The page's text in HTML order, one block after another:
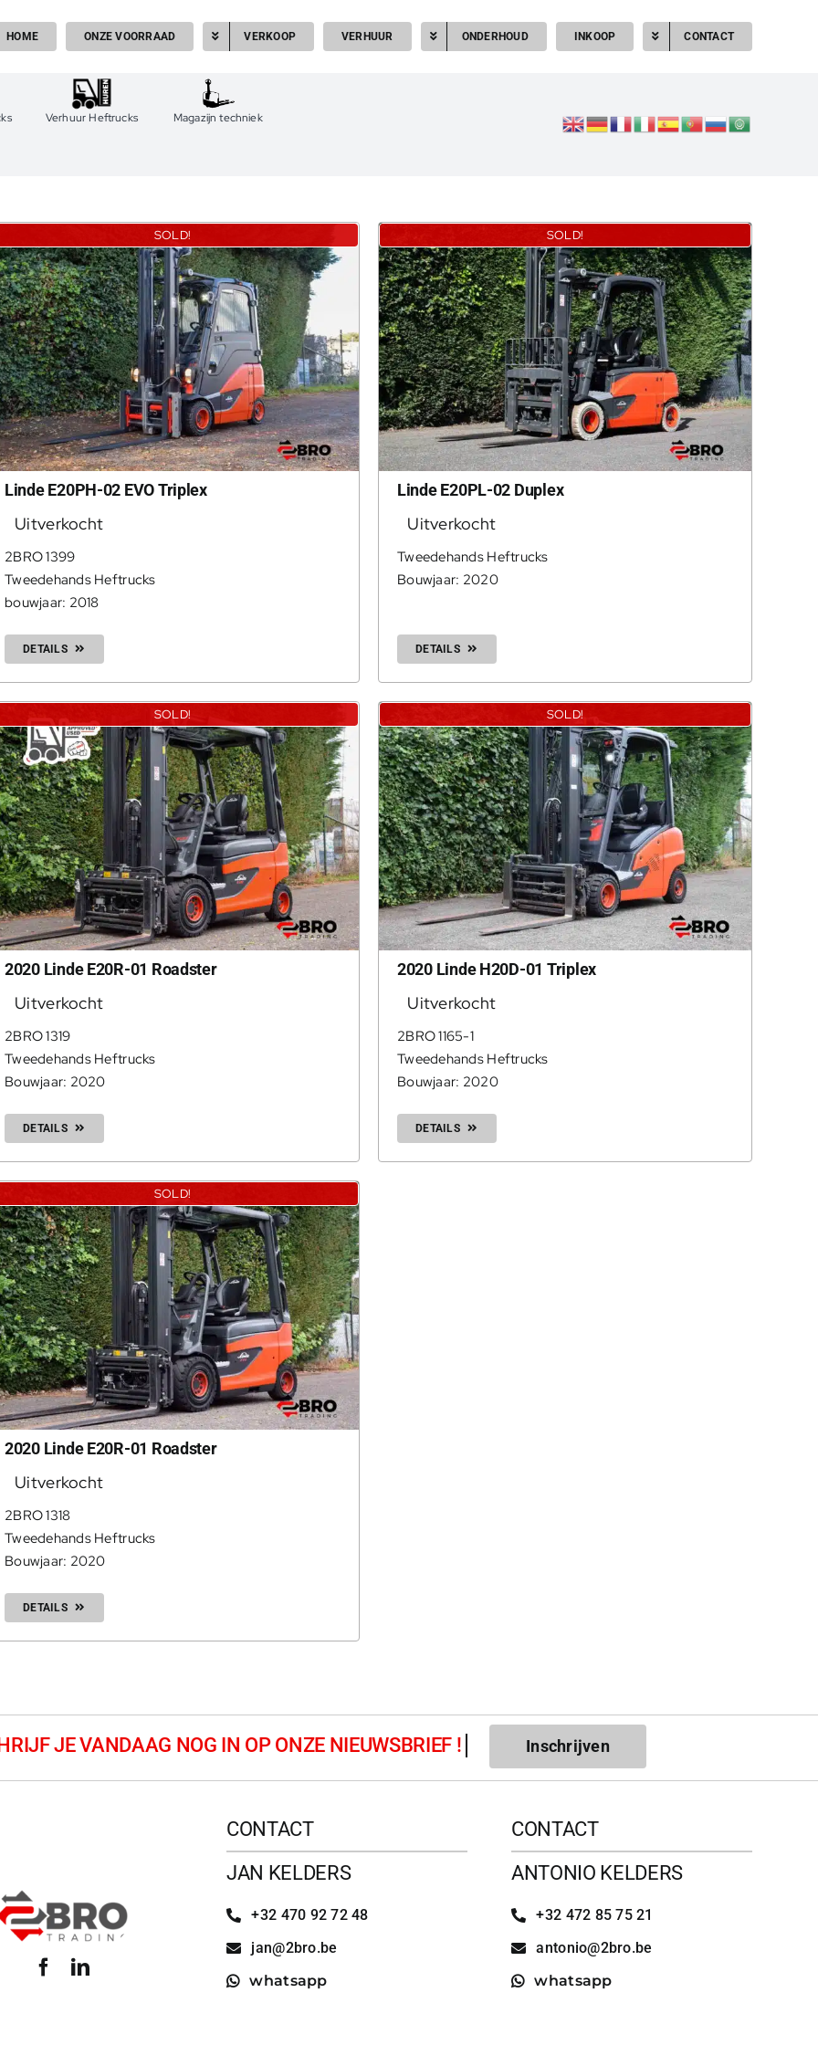
HOME ONZE VOORRAAD VERKOOP VERHUUR ONDERHOUD INKOOP CONTACT
Verhuur Heftrucks Magazijn techniek
SOLD!
Linde E20PH-02 EVO Triplex
Uitverkocht
2BRO 1399
Tweedehands Heftrucks
bouwjaar: 2018
DETAILS
SOLD!
Linde E20PL-02 Duplex
Uitverkocht
Tweedehands Heftrucks
Bouwjaar: 2020
DETAILS
SOLD!
2020 Linde E20R-01 Roadster
Uitverkocht
2BRO 1319
Tweedehands Heftrucks
Bouwjaar: 2020
DETAILS
SOLD!
2020 Linde H20D-01 Triplex
Uitverkocht
2BRO 1165-1
Tweedehands Heftrucks
Bouwjaar: 2020
DETAILS
SOLD!
2020 Linde E20R-01 Roadster
Uitverkocht
2BRO 1318
Tweedehands Heftrucks
Bouwjaar: 2020
DETAILS
Inschrijven
CONTACT
JAN KELDERS
+32 470 92 72 48
jan@2bro.be
whatsapp
CONTACT
ANTONIO KELDERS
+32 472 85 75 21
antonio@2bro.be
whatsapp